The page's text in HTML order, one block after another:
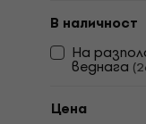
В наличност
На
веднага (
Цена